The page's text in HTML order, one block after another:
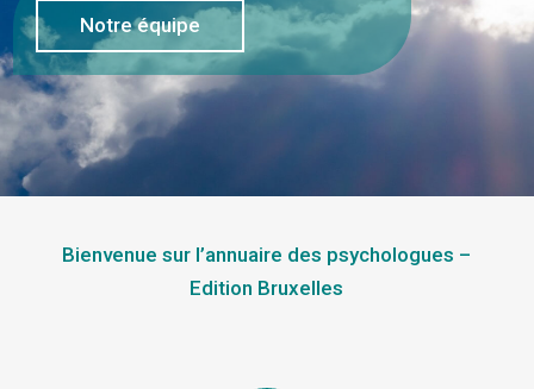
Notre équipe
Bienvenue sur l’annuaire des psychologues –
Edition Bruxelles